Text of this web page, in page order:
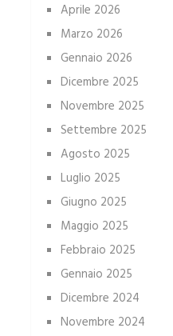
Aprile 2026
Marzo 2026
Gennaio 2026
Dicembre 2025
Novembre 2025
Settembre 2025
Agosto 2025
Luglio 2025
Giugno 2025
Maggio 2025
Febbraio 2025
Gennaio 2025
Dicembre 2024
Novembre 2024